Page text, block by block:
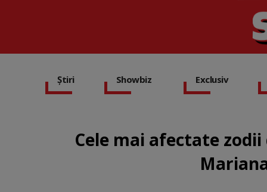
Știri Showbiz Exclusiv
Cele mai afectate zodii